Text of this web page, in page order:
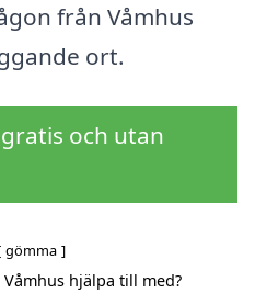
från Våmhus
ort.
och utan
gömma
hjälpa till med?